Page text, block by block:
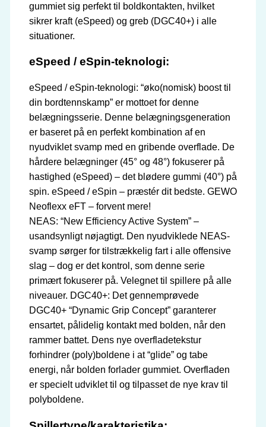
gummiet sig perfekt til boldkontakten, hvilket
sikrer kraft (eSpeed) og greb (DGC40+) i alle
situationer.
eSpeed / eSpin-teknologi:
eSpeed / eSpin-teknologi: “øko(nomisk) boost til
din bordtennskamp” er mottoet for denne
belægningsserie. Denne belægningsgeneration
er baseret på en perfekt kombination af en
nyudviklet svamp med en gribende overflade. De
hårdere belægninger (45° og 48°) fokuserer på
hastighed (eSpeed) – det blødere gummi (40°) på
spin. eSpeed / eSpin – præstér dit bedste. GEWO
Neoflexx eFT – forvent mere!
NEAS: “New Efficiency Active System” –
usandsynligt nøjagtigt. Den nyudviklede NEAS-
svamp sørger for tilstrækkelig fart i alle offensive
slag – dog er det kontrol, som denne serie
primært fokuserer på. Velegnet til spillere på alle
niveauer. DGC40+: Det gennemprøvede
DGC40+ “Dynamic Grip Concept” garanterer
ensartet, pålidelig kontakt med bolden, når den
rammer battet. Dens nye overfladetekstur
forhindrer (poly)boldene i at “glide” og tabe
energi, når bolden forlader gummiet. Overfladen
er specielt udviklet til og tilpasset de nye krav til
polyboldene.